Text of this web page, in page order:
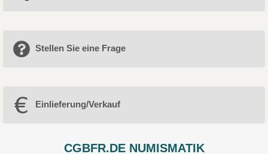
Stellen Sie eine Frage
Einlieferung/Verkauf
CGBFR.DE NUMISMATIK